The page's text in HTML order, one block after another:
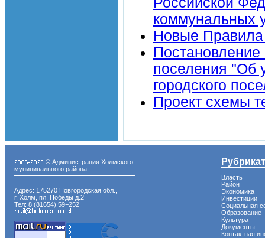
коммунальных
Новые Правила
поселения "Об
городского
Проект схемы
© Администрация Холмского
муниципального района
Адрес: 175270 Новгородская обл.,
г. Холм, пл. Победы д.2
Тел: 8 (81654) 59−252
Власть
Район
Экономика
Инвестиции
Социальная
Образование
Культура
Документы
Контактная